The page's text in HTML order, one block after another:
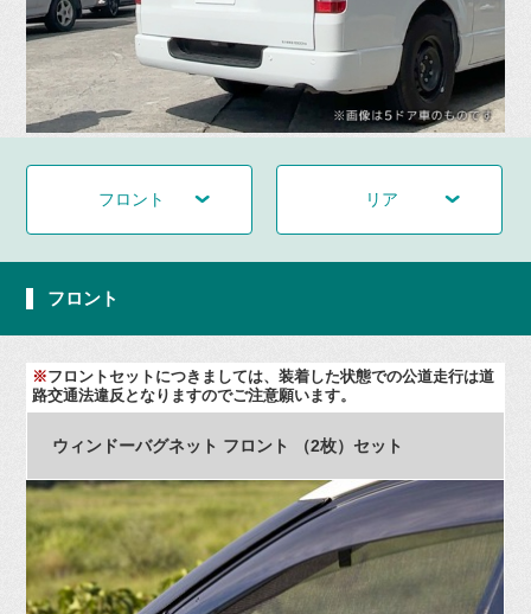
フロント リア
フロント
※フロントセットにつきましては、装着した状態での公道走行は道
路交通法違反となりますのでご注意願います。
ウィンドーバグネット フロント （2枚）セット